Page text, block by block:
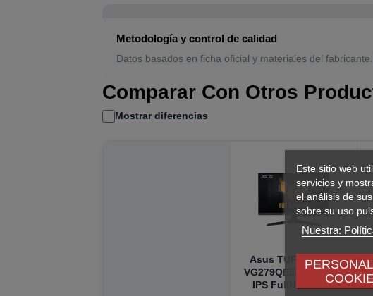
Este sitio web
servicios y
el análisis de
sobre su uso
Nuestra:
Metodología y control de calidad
Datos basados en ficha oficial y materiales del
Comparar Con Otros
Mostrar diferencias
Asus TUF Gaming
VG279QE5A 27" LCD
IPS FullHD 146Hz